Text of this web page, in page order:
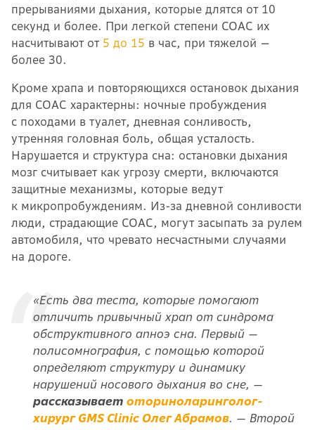
прерываниями дыхания, которые длятся от 10
секунд и более. При легкой степени СОАС их
насчитывают от 5 до 15 в час, при тяжелой —
более 30.
Кроме храпа и повторяющихся остановок дыхания
для СОАС характерны: ночные пробуждения
с походами в туалет, дневная сонливость,
утренняя головная боль, общая усталость.
Нарушается и структура сна: остановки дыхания
мозг считывает как угрозу смерти, включаются
защитные механизмы, которые ведут
к микропробуждениям. Из-за дневной сонливости
люди, страдающие СОАС, могут засыпать за рулем
автомобиля, что чревато несчастными случаями
на дороге.
«Есть два теста, которые помогают
отличить привычный храп от синдрома
обструктивного апноэ сна. Первый —
полисомнография, с помощью которой
определяют структуру и динамику
нарушений носового дыхания во сне, —
рассказывает оториноларинголог-
хирург GMS Clinic Олег Абрамов. — Второй